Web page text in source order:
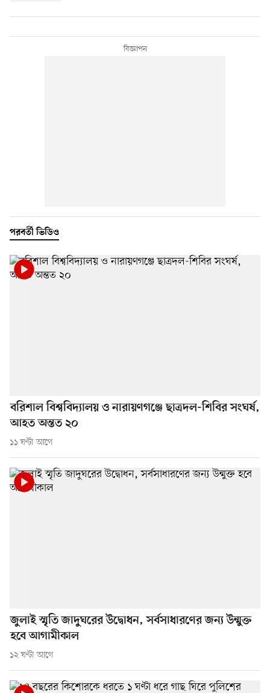
পরবর্তী ভিডিও
বরিশাল বিশ্ববিদ্যালয় ও নারায়ণগঞ্জে ছাত্রদল-শিবির সংঘর্ষ,
আহত অন্তত ২০
১১ ঘণ্টা আগে
জুলাই স্মৃতি জাদুঘরের উদ্বোধন, সর্বসাধারণের জন্য উন্মুক্ত
হবে আগামীকাল
১২ ঘণ্টা আগে